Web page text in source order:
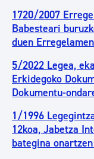
1720/2007
Babesteari
duen
5/2022 Legea,
Erkidegoko
Dokumentu-
1/1996
12koa, Jabetza
bategina